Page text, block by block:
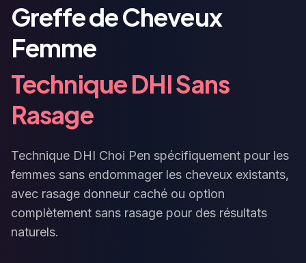
Greffe de Cheveux
Femme
Technique DHI Sans
Rasage
Technique DHI Choi Pen spécifiquement pour les
femmes sans endommager les cheveux existants,
avec rasage donneur caché ou option
complètement sans rasage pour des résultats
naturels.